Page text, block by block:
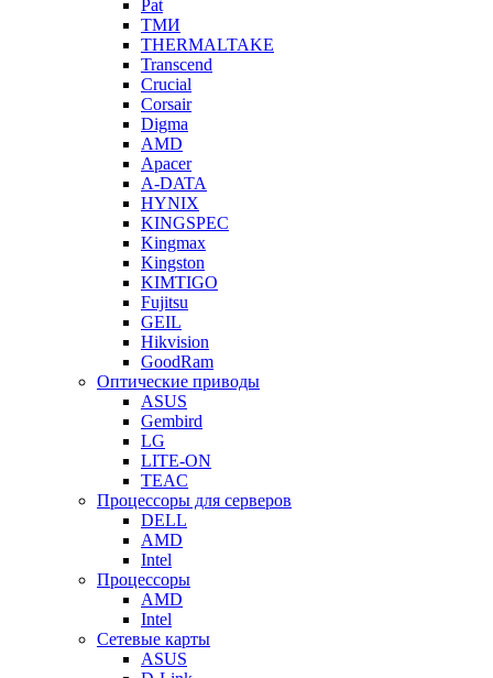
Pat
ТМИ
THERMALTAKE
Transcend
Crucial
Corsair
Digma
AMD
Apacer
A-DATA
HYNIX
KINGSPEC
Kingmax
Kingston
KIMTIGO
Fujitsu
GEIL
Hikvision
GoodRam
Оптические приводы
ASUS
Gembird
LG
LITE-ON
TEAC
Процессоры для серверов
DELL
AMD
Intel
Процессоры
AMD
Intel
Сетевые карты
ASUS